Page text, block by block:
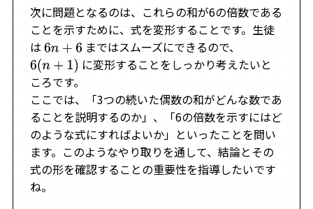
次に問題となるのは、これらの和が6の倍数である
ことを示すために、式を変形することです。生徒
は 6n+6
まではスムーズにできるので、
6(n+ 1)
に変形することをしっかり考えたいと
ころです。
ここでは、「3つの続いた偶数の和がどんな数であ
ることを説明するのか」、「6の倍数を示すにはど
のような式にすればよいか」といったことを問い
ます。このようなやり取りを通して、結論とその
式の形を確認することの重要性を指導したいです
ね。